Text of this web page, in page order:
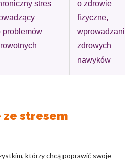
stres
problemów
o zdrowie
fizyczne,
zdrowych
nawyków
stresem
którzy chcą poprawić swoje